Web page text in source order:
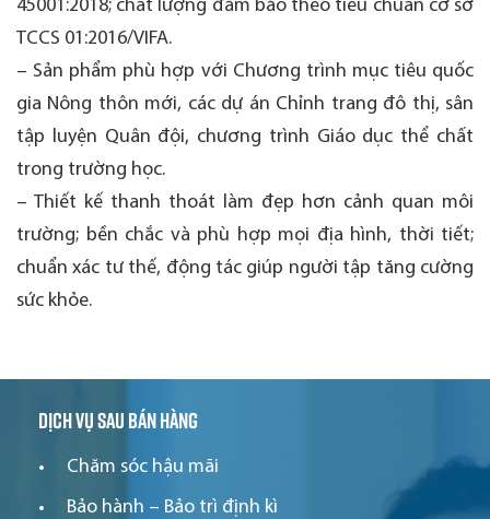
45001:2018; chất lượng đảm bảo theo tiêu chuẩn cơ sở
TCCS 01:2016/VIFA.
– Sản phẩm phù hợp với Chương trình mục tiêu quốc
gia Nông thôn mới, các dự án Chỉnh trang đô thị, sân
tập luyện Quân đội, chương trình Giáo dục thể chất
trong trường học.
– Thiết kế thanh thoát làm đẹp hơn cảnh quan môi
trường; bền chắc và phù hợp mọi địa hình, thời tiết;
chuẩn xác tư thế, động tác giúp người tập tăng cường
sức khỏe.
Dịch vụ sau bán hàng
Chăm sóc hậu mãi
Bảo hành – Bảo trì định kì